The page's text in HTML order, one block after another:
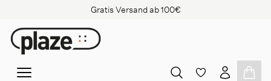
Gratis Versand ab 100€